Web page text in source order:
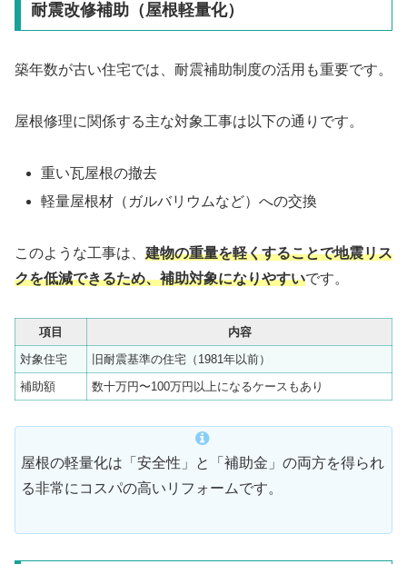
耐震改修補助（屋根軽量化）
築年数が古い住宅では、耐震補助制度の活用も重要です。
屋根修理に関係する主な対象工事は以下の通りです。
重い瓦屋根の撤去
軽量屋根材（ガルバリウムなど）への交換
このような工事は、 建物の重量を軽くすることで地震リス
クを低減できるため、補助対象になりやすいです。
項目
内容
対象住宅
旧耐震基準の住宅（1981年以前）
補助額
数十万円〜100万円以上になるケースもあり
屋根の軽量化は「安全性」と「補助金」の両方を得られ
る非常にコスパの高いリフォームです。